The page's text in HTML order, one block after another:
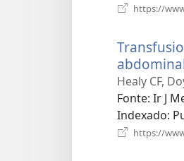
https://
Healy CF,
Fonte‎: Ir J
Indexado‎:
https://